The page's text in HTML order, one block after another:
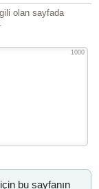
olan sayfada
1000
bu sayfanın